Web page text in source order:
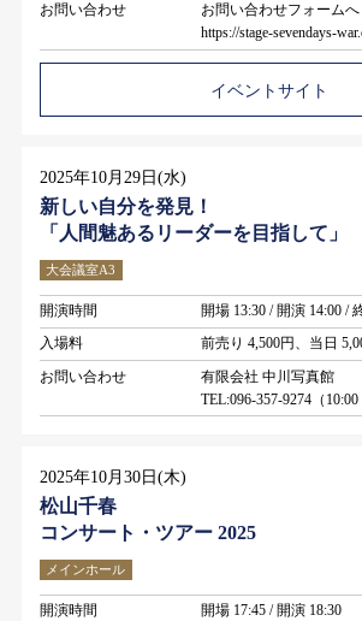
お問い合わせ
お問い合わせフォームへ
https://stage-sevendays-
イベントサイト
2025年10月29日(水)
新しい自分を発見！
「人間魅あるリーダーを目指して」
大会議室A3
開演時間
開場 13:30 / 開演 14:00 /
入場料
前売り 4,500円、当日
お問い合わせ
有限会社 中川写真館
TEL:096-357-9274（
2025年10月30日(木)
松⼭千春
コンサート・ツアー 2025
メインホール
開演時間
開場 17:45 / 開演 18:30